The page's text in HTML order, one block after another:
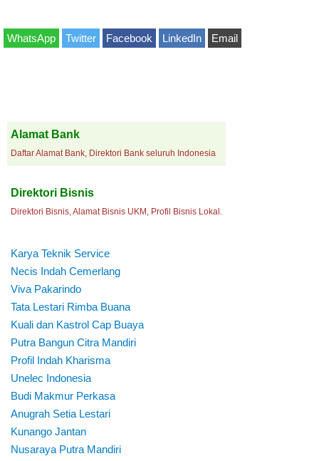
WhatsApp Twitter Facebook LinkedIn Email
Alamat Bank
Daftar Alamat Bank, Direktori Bank seluruh Indonesia
Direktori Bisnis
Direktori Bisnis, Alamat Bisnis UKM, Profil Bisnis Lokal.
Karya Teknik Service
Necis Indah Cemerlang
Viva Pakarindo
Tata Lestari Rimba Buana
Kuali dan Kastrol Cap Buaya
Putra Bangun Citra Mandiri
Profil Indah Kharisma
Unelec Indonesia
Budi Makmur Perkasa
Anugrah Setia Lestari
Kunango Jantan
Nusaraya Putra Mandiri